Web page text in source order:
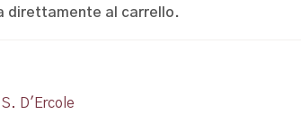
direttamente al carrello.
S. D'Ercole